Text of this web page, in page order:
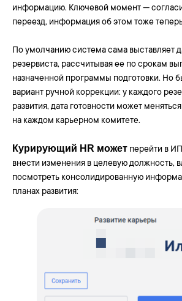
информацию. Ключевой момент —
переезд, информация об этом тоже
По умолчанию система сама выставляет
резервиста, рассчитывая ее по срокам
назначенной программы подготовки. Но
вариант ручной коррекции: у каждого
развития, дата готовности может
на каждом карьерном комитете.
Курирующий HR может перейти в
внести изменения в целевую должность,
посмотреть консолидированную
планах развития: